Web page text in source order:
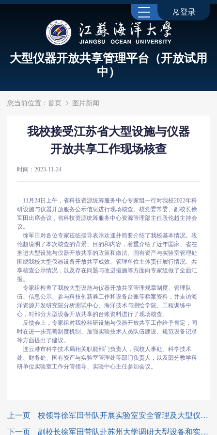
大型仪器开放共享管理平台（开放试用
中）
登录
您当前位置： 首页 图片新闻
我校接受江苏省大型设施与仪器
开放共享工作现场核查
时间：2023-11-24
11月24日上午，省科技资源统筹服务中心专家组一行对我校2022年科
研设施与仪器开放服务公示信息进行现场核查。校党委常委、副校长徐
军田出席会议，省科技资源统筹服务中心资源管理部主任段伦超主持会
议。
徐军田对各位专家莅临指导表示欢迎并简要介绍了我校基本情况。段
伦超说明了本次核查的背景、目的和内容，着重介绍了近年国家、省在
推进大型设施与仪器开放共享的政策和做法。国有资产与实验室管理处
围绕我校大型仪器设备开放共享成效、管理单位主体责任履行情况、共
享核查公示情况，以及存在问题与改进措施等方面向专家组做了全面汇
报。
专家组检查了我校大型设施与仪器开放共享管理规章制度、管理队
伍、信息公示、参与科技创新券工作和设备台账等档案资料，并走访海
洋资源开发研究院分析测试中心、海洋技术与测绘学院、工程训练中
心，对部分大型设备开放共享的台账资料进行了现场核查。
反馈会上，专家组对我校科研设施与仪器开放共享工作给予肯定，同
时在进一步完善制度机制、加强实验技术人员队伍建设、规范设备记录
等方面提出了建议。
连云港市科学技术局相关职能部门负责人，我校人事处、科学技术
处、财务处、国有资产与实验室管理处等部门负责人，以及部分教学科
研单位实验室工作分管领导、实验中心主任参加会议。
上一页
校领导徐军田带队开展实验室安全管理及大型仪器设备使用情况检查工作
下一页
副校长徐军田带队赴苏州大学调研大型设备和实验室管理工作